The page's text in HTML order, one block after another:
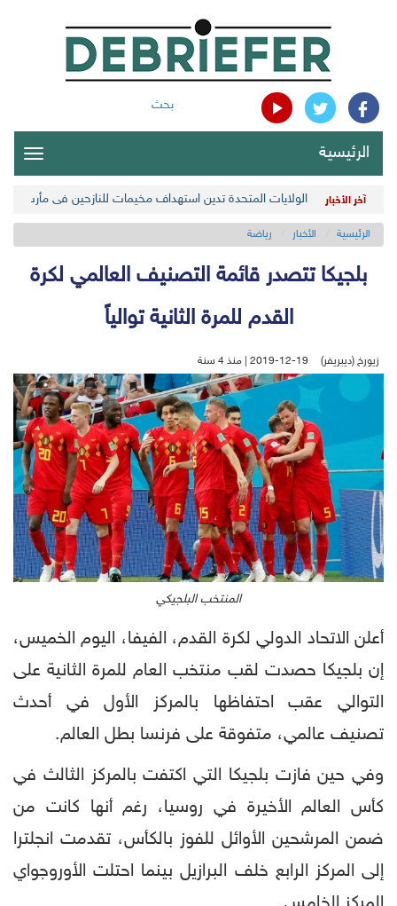
بحث
الرئيسية
آخر الأخبار الولايات المتحدة تدين استهداف مخيمات للنازحين في مأرب
الرئيسية الأخبار رياضة
بلجيكا تتصدر قائمة التصنيف العالمي لكرة
القدم للمرة الثانية توالياً
زيورخ (ديبريفر) 2019-12-19 | منذ 4 سنة
المنتخب البلجيكي
أعلن الاتحاد الدولي لكرة القدم، الفيفا، اليوم الخميس،
إن بلجيكا حصدت لقب منتخب العام للمرة الثانية على
التوالي عقب احتفاظها بالمركز الأول في أحدث
تصنيف عالمي، متفوقة على فرنسا بطل العالم.
وفي حين فازت بلجيكا التي اكتفت بالمركز الثالث في
كأس العالم الأخيرة في روسيا، رغم أنها كانت من
ضمن المرشحين الأوائل للفوز بالكأس، تقدمت انجلترا
إلى المركز الرابع خلف البرازيل بينما احتلت الأوروجواي